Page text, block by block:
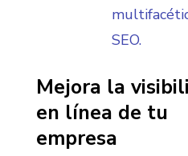
SEO.
Mejora la
en línea de tu
empresa